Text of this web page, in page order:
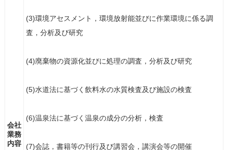
会社
業務
内容
(3)環境アセスメント，環境放射能並びに作業環境に係る調
査，分析及び研究
(4)廃棄物の資源化並びに処理の調査，分析及び研究
(5)水道法に基づく飲料水の水質検査及び施設の検査
(6)温泉法に基づく温泉の成分の分析，検査
(7)会誌，書籍等の刊行及び講習会，講演会等の開催